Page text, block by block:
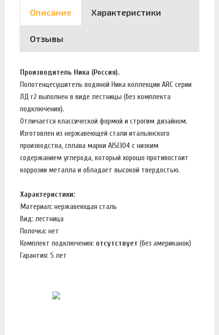
Описание Характеристики
Отзывы
Производитель Ника (Россия).
Полотенцесушитель водяной Ника коллекции ARC серии
ЛД г2 выполнен в виде лестницы (без комплекта
подключения).
Отличается классической формой и строгим дизайном.
Изготовлен из нержавеющей стали итальянского
производства, сплава марки AISI304 с низким
содержанием углерода, который хорошо противостоит
коррозии металла и обладает высокой твердостью.
Характеристики:
Материал: нержавеющая сталь
Вид: лестница
Полочка: нет
Комплект подключения: отсутствует (без американок)
Гарантия: 5 лет